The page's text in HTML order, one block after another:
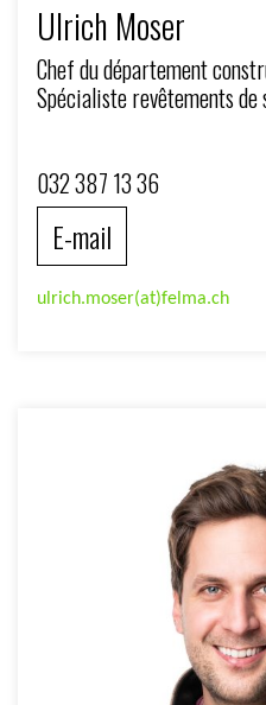
Ulrich Moser
Chef du département
Spécialiste revêtements de
032 387 13 36
E-mail
ulrich.moser(at)felma.ch